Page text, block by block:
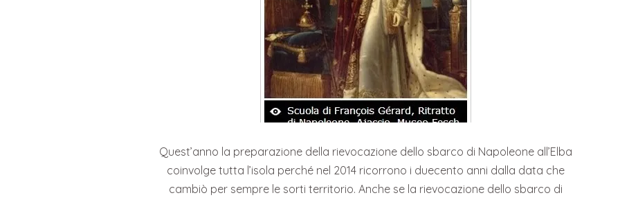
Quest’anno la preparazione della rievocazione dello sbarco di Napoleone all’Elba
coinvolge tutta l’isola perché nel 2014 ricorrono i duecento anni dalla data che
cambiò per sempre le sorti territorio. Anche se la rievocazione dello sbarco di